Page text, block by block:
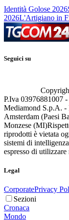
Identità Golose 2026
2026L'Artigiano in
Seguici su
P.Iva 03976881007
Mediamond S.p.A. -
Amsterdam (Paesi
Monzese (MI)
riprodotti è vietata
sistemi di
espresso di
Legal
CorporatePrivacy
Sezioni
Cronaca
Mondo